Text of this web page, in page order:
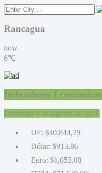
Rancagua
now
6℃
Indicadores Económicos
Domingo 9 de Agosto de 2026
UF: $40.844,79
Dólar: $913,86
Euro: $1.053,08